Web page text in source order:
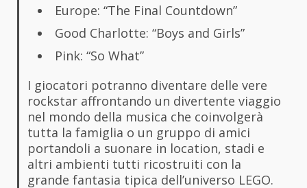
Europe: “The Final Countdown”
Good Charlotte: “Boys and Girls”
Pink: “So What”
I giocatori potranno diventare delle vere
rockstar affrontando un divertente viaggio
nel mondo della musica che coinvolgerà
tutta la famiglia o un gruppo di amici
portandoli a suonare in location, stadi e
altri ambienti tutti ricostruiti con la
grande fantasia tipica dell’universo LEGO.